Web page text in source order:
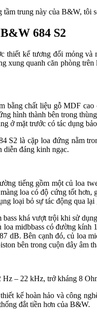
trung này của B&W, tôi
684 S2
thiết kế tương đối mỏng
xung quanh căn phòng
bằng chất liệu gỗ MDF cao
hình thành bên trong
ở mặt trước có tác dụng
S2 là cặp loa đứng nằm
diễn đáng kinh ngạc.
tiếng gồm một củ loa
loa có độ cứng tốt
loại bỏ sự tác động qua
khá vượt trội khi sử
loa midbbass có đường
dB. Bên cạnh đó, củ loa
bên trong cuộn dây âm
– 22 kHz, trở kháng 8
kế hoàn hảo và công
đắt tiền hơn của B&W.